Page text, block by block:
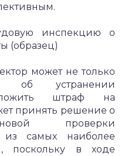
инспекцию о
(образец)
может не только
об устранении
штраф на
принять решение о
проверки
самых наиболее
поскольку в ходе